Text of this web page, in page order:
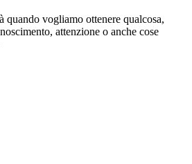
quando vogliamo ottenere qualcosa,
attenzione o anche cose